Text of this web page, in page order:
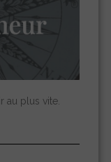
au plus vite.